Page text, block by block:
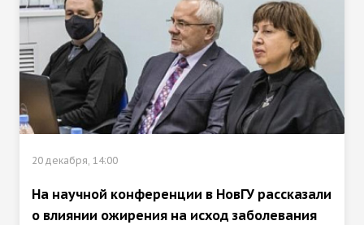
20 декабря, 14:00
На научной конференции в НовГУ рассказали
о влиянии ожирения на исход заболевания